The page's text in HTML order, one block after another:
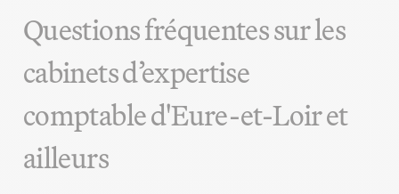
Questions fréquentes sur les
cabinets d’expertise
comptable d'Eure-et-Loir et
ailleurs